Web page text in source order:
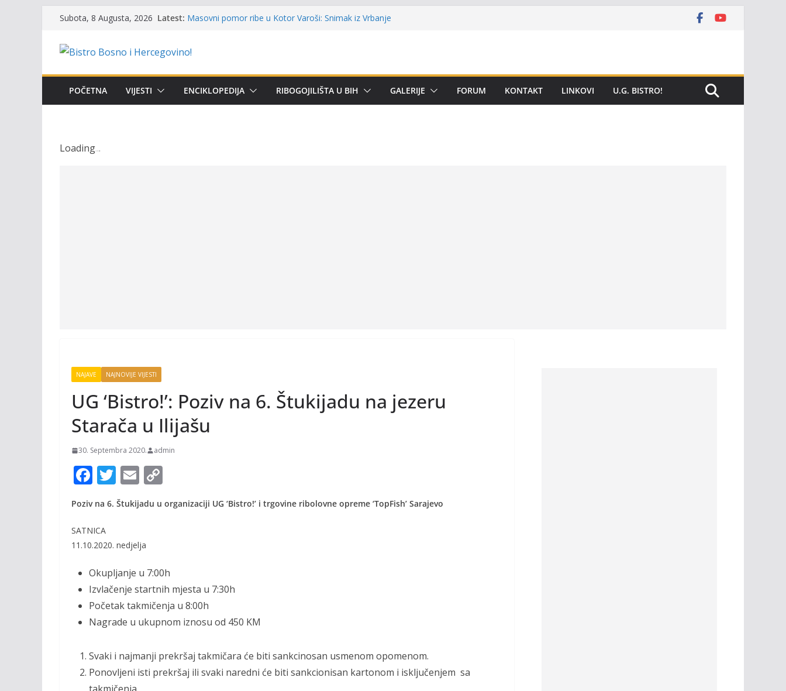
Skip
content
Subota, 8 Augusta, 2026 Latest: Održan 15. Memorijalni kup ‘Rafael Grgić – Rafko’: Vogošćani
osvojili prelazni pehar u trajno vlasništvo
prikazuje stanje na terenu
Poziv za učešće u Premijer ligi SRS BiH u disciplini ‘Lov šarana
Obavještenje takmičarima za učešće u Premijer ligi BiH za
osobe sa invaliditetom
POČETNA VIJESTI ENCIKLOPEDIJA RIBOGOJILIŠTA U BIH GALERIJE FORUM KONTAKT LINKOVI U.G. BISTRO!
Loading...
NAJAVE NAJNOVIJE VIJESTI
UG ‘Bistro!’: Poziv na 6. Štukijadu na jezeru
Starača u Ilijašu
30. Septembra 2020. admin
F
e
b
o
o
k
T
w
itt
E
m
ai p
n
k
Poziv na 6. Štukijadu u organizaciji UG ‘Bistro!’ i trgovine ribolovne opreme ‘TopFish’ Sarajevo
SATNICA
11.10.2020. nedjelja
Okupljanje u 7:00h
Izvlačenje startnih mjesta u 7:30h
Početak takmičenja u 8:00h
Nagrade u ukupnom iznosu od 450 KM
Svaki i najmanji prekršaj takmičara će biti sankcinosan usmenom opomenom.
Ponovljeni isti prekršaj ili svaki naredni će biti sankcionisan kartonom i isključenjem sa